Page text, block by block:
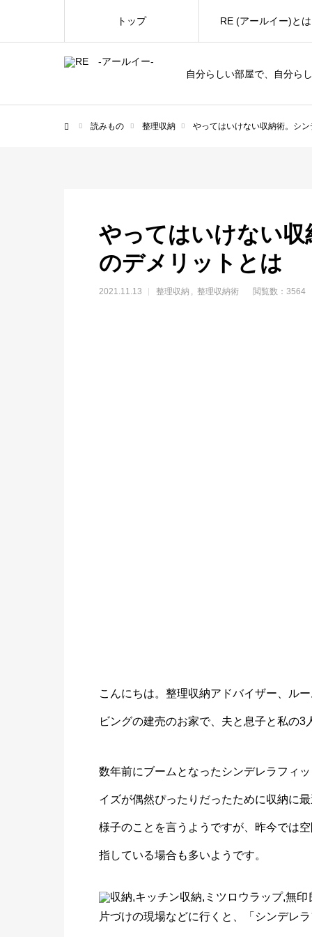
自分らしい部屋で、自分ら
トップ RE (アールイー)とは
読みもの 整理収納 やってはいけない収納術。シ
やってはいけない
のデメリットとは
2021.11.13 整理収納 整理収納術 閲覧数：3564
こんにちは。整理収納アドバイザー、ル
ビングの建売のお家で、夫と息子と私の
数年前にブームとなったシンデレラフィ
イズが偶然ぴったりだったために収納に
様子のことを言うようですが、昨今では
指している場合も多いようです。
片づけの現場などに行くと、「シンデレ